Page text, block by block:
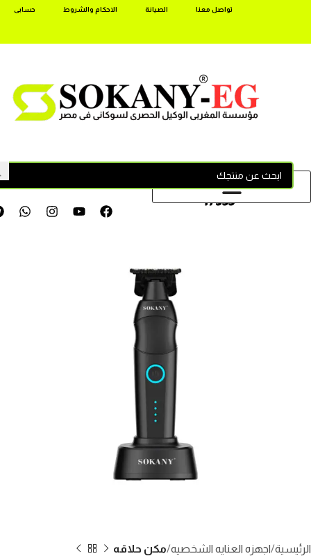
تواصل معنا الصيانة الاحكام والشروط حسابى
17355
الرئيسية اجهزه العنايه الشخصيه مكن حلاقه